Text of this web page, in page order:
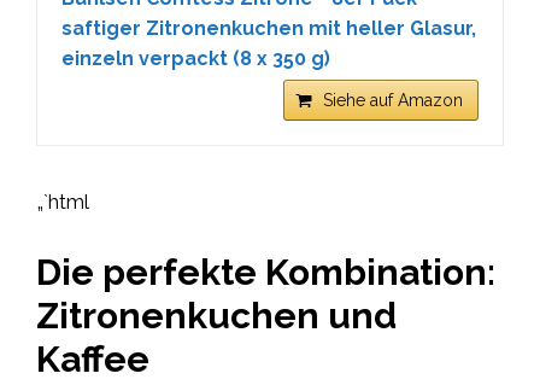
saftiger Zitronenkuchen mit heller Glasur,
einzeln verpackt (8 x 350 g)
Siehe auf Amazon
„`html
Die perfekte Kombination:
Zitronenkuchen und
Kaffee